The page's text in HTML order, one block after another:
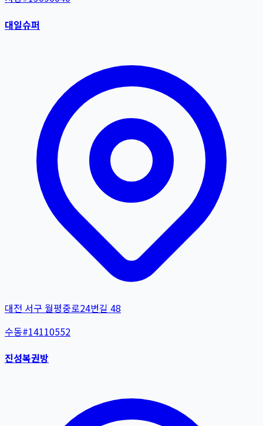
대일슈퍼
대전 서구 월평중로24번길 48
수동#14110552
진성복권방